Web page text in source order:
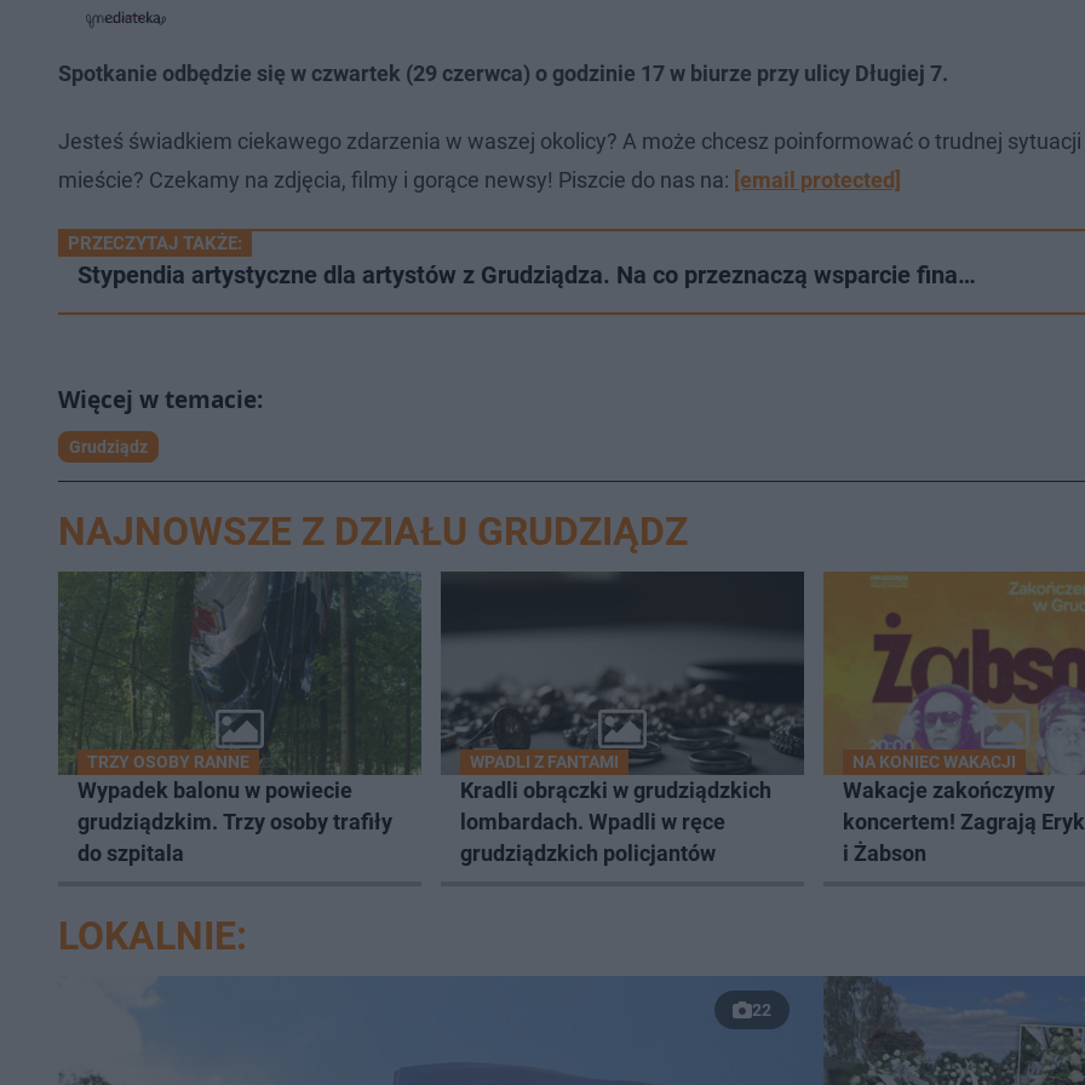
a
j
e
w
ń
1
o
u
ń
1
d
o
r
d
u
:
1
0
Spotkanie odbędzie się w czwartek (29 czerwca) o godzinie 17 w biurze przy ulicy Długiej 7.
Jesteś świadkiem ciekawego zdarzenia w waszej okolicy? A może chcesz poinformować o trudnej
mieście? Czekamy na zdjęcia, filmy i gorące newsy! Piszcie do nas na: [email protected]
PRZECZYTAJ TAKŻE:
Stypendia artystyczne dla artystów z Grudziądza. Na co przeznaczą wsparcie fina…
Grudziądz
NAJNOWSZE Z DZIAŁU GRUDZIĄDZ
TRZY OSOBY RANNE
Wypadek balonu w powiecie
grudziądzkim. Trzy osoby trafiły
do szpitala
WPADLI Z FANTAMI
Kradli obrączki w grudziądzkich
lombardach. Wpadli w ręce
grudziądzkich policjantów
NA KONIEC WAKACJI
Wakacje zakończymy
koncertem! Zagrają
i Żabson
LOKALNIE:
22